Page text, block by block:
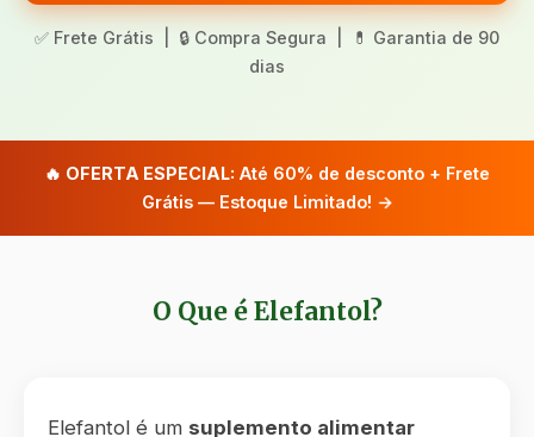
✅ Frete Grátis | 🔒 Compra Segura | 💊 Garantia de 90
dias
🔥 OFERTA ESPECIAL: Até 60% de desconto + Frete
Grátis — Estoque Limitado! →
O Que é Elefantol?
Elefantol é um suplemento alimentar